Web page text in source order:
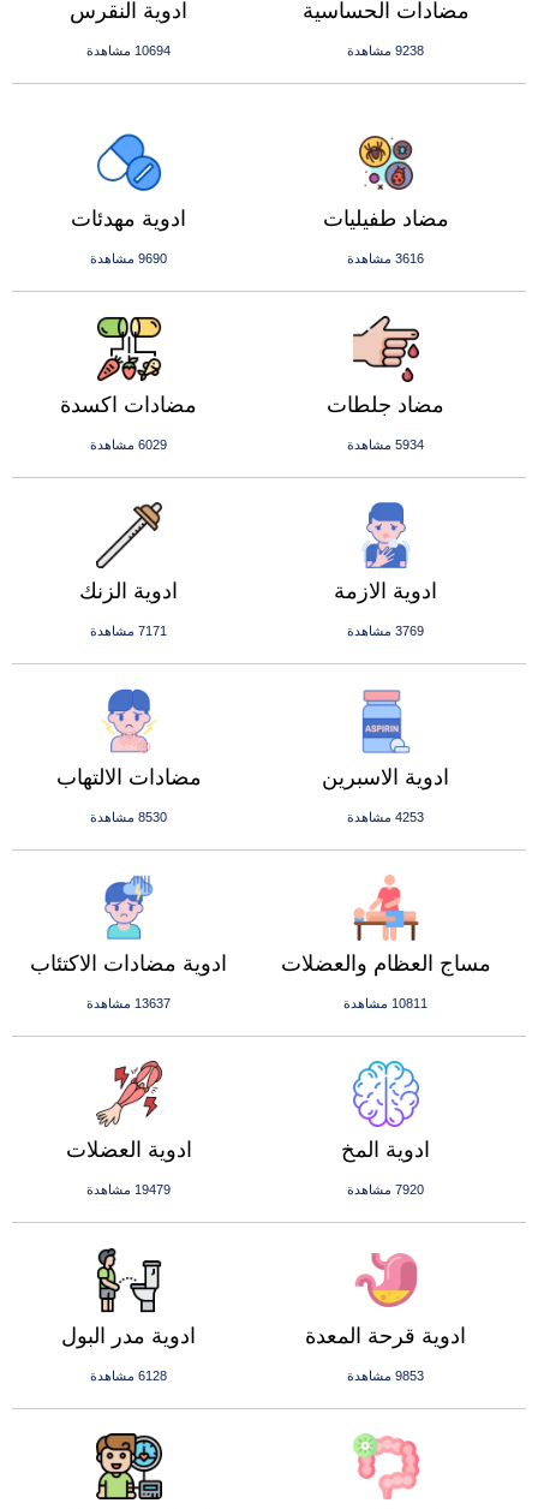
ادوية النقرس
10694 مشاهدة
مضادات الحساسية
9238 مشاهدة
ادوية مهدئات
9690 مشاهدة
مضاد طفيليات
3616 مشاهدة
مضادات اكسدة
6029 مشاهدة
مضاد جلطات
5934 مشاهدة
ادوية الزنك
7171 مشاهدة
ادوية الازمة
3769 مشاهدة
مضادات الالتهاب
8530 مشاهدة
ادوية الاسبرين
4253 مشاهدة
ادوية مضادات الاكتئاب
13637 مشاهدة
مساج العظام والعضلات
10811 مشاهدة
ادوية العضلات
19479 مشاهدة
ادوية المخ
7920 مشاهدة
ادوية مدر البول
6128 مشاهدة
ادوية قرحة المعدة
9853 مشاهدة